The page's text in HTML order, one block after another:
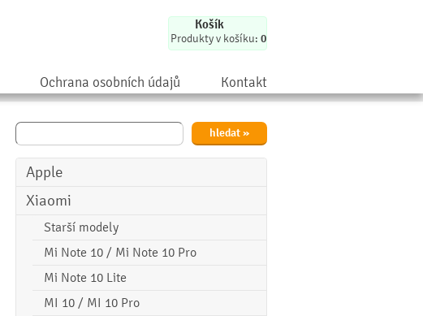
Košík
Produkty v košíku: 0
Ochrana osobních údajů Kontakt
Apple
Xiaomi
Starší modely
Mi Note 10 / Mi Note 10 Pro
Mi Note 10 Lite
MI 10 / MI 10 Pro